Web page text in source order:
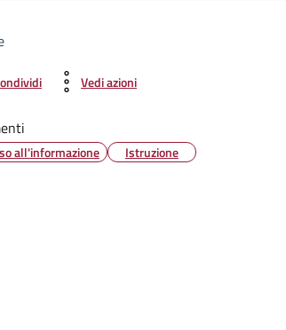
Vedi azioni
all'informazione Istruzione